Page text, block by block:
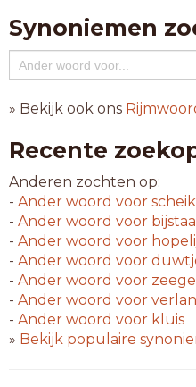
Synoniemen
» Bekijk ook ons
Recente
Anderen zochten op:
- Ander woord voor
- Ander woord voor
- Ander woord voor
- Ander woord voor
- Ander woord voor
- Ander woord voor
- Ander woord voor kluis
» Bekijk populaire